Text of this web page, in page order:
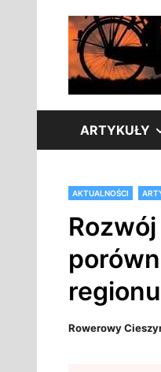
content
ARTYKUŁY
AKTUALNOŚCI
regionu
Rowerowy